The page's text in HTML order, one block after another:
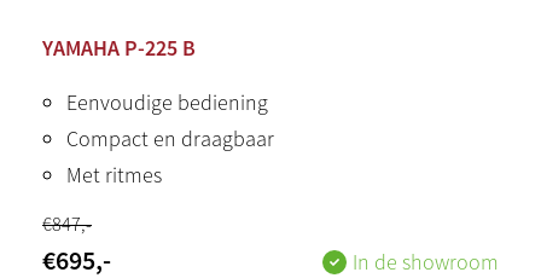
YAMAHA P-225 B
Eenvoudige bediening
Compact en draagbaar
Met ritmes
€847,-
€695,- In de showroom